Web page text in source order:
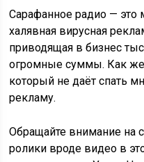
Сарафанное радио — это
халявная вирусная
приводящая в бизнес
огромные суммы. Как же
который не даёт спать
рекламу.
Обращайте внимание на
ролики вроде видео в